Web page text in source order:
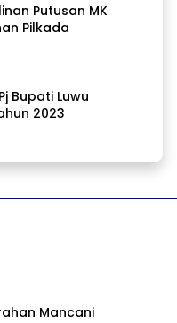
Putusan MK
Pilkada
Bupati Luwu
2023
Mancani